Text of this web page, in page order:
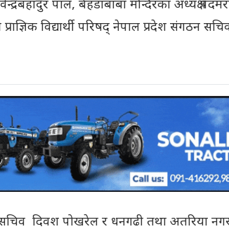
पाल, बेहडाबाबा मन्दिरका अध्यक्ष
प्राज्ञिक विद्यार्थी परिषद् नेपाल प्रदेश संगठन
सचिव दिवश पोखरेल र धनगढी तथा अतरिया